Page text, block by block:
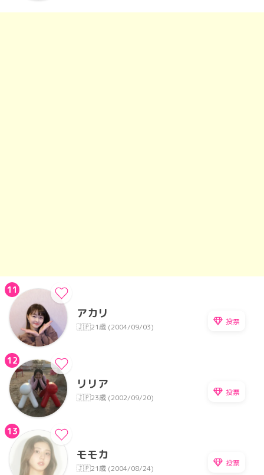
11
アカリ
🇯🇵21歳 (2004/09/03)
投票
12
リリア
🇯🇵23歳 (2002/09/20)
投票
13
モモカ
🇯🇵21歳 (2004/08/24)
投票